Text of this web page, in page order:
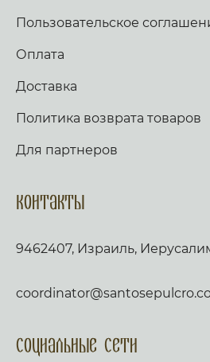
Пользовательское
Оплата
Доставка
Политика возврата товаров
Для партнеров
Контакты
9462407, Израиль,
Социальные сети